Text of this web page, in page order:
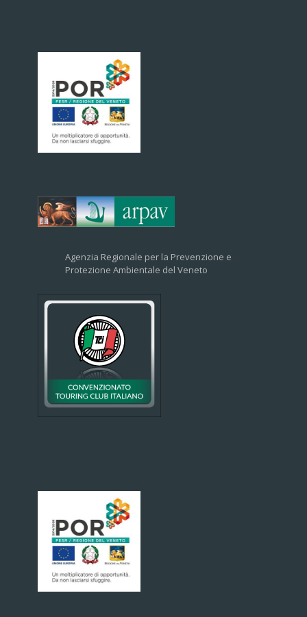
Agenzia Regionale per la Prevenzione e
Protezione Ambientale del Veneto